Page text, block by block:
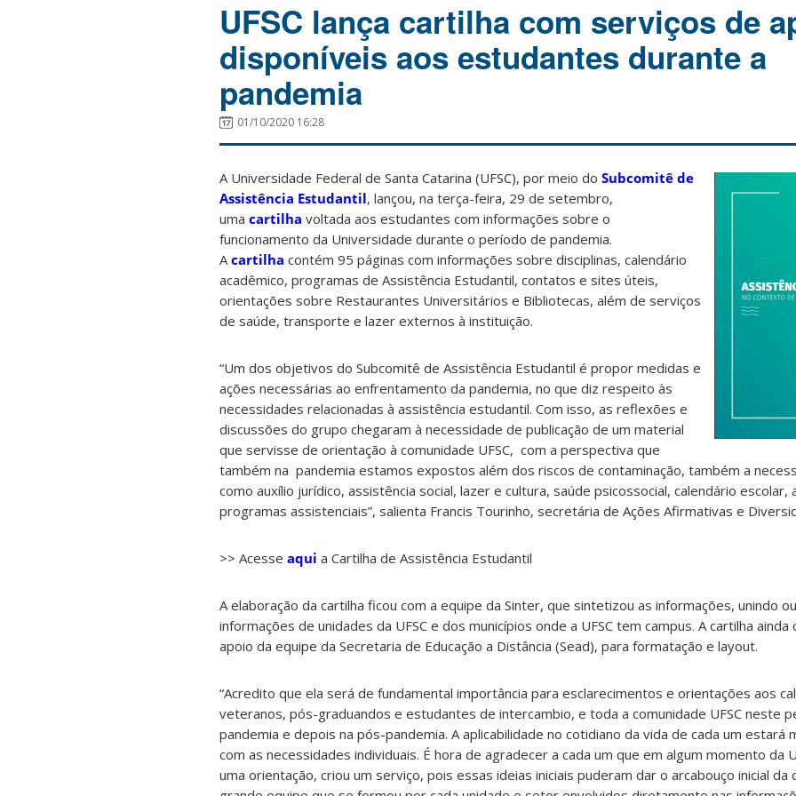
UFSC lança cartilha com serviços de
disponíveis aos estudantes durante a
pandemia
01/10/2020 16:28
A Universidade Federal de Santa Catarina (UFSC), por meio do Subcomitê de
Assistência Estudantil, lançou, na terça-feira, 29 de setembro,
uma cartilha voltada aos estudantes com informações sobre o
funcionamento da Universidade durante o período de pandemia.
Acartilha contém 95 páginas com informações sobre disciplinas, calendário
acadêmico, programas de Assistência Estudantil, contatos e sites úteis,
orientações sobre Restaurantes Universitários e Bibliotecas, além de serviços
de saúde, transporte e lazer externos à instituição.
“Um dos objetivos do Subcomitê de Assistência Estudantil é propor medidas e
ações necessárias ao enfrentamento da pandemia, no que diz respeito às
necessidades relacionadas à assistência estudantil. Com isso, as reflexões e
discussões do grupo chegaram à necessidade de publicação de um material
que servisse de orientação à comunidade UFSC, com a perspectiva que
também na pandemia estamos expostos além dos riscos de contaminação, também a
como auxílio jurídico, assistência social, lazer e cultura, saúde psicossocial, calendário escolar,
programas assistenciais”, salienta Francis Tourinho, secretária de Ações Afirmativas e
>> Acesse aqui a Cartilha de Assistência Estudantil
A elaboração da cartilha ficou com a equipe da Sinter, que sintetizou as informações, unindo
informações de unidades da UFSC e dos municípios onde a UFSC tem campus. A cartilha ainda
apoio da equipe da Secretaria de Educação a Distância (Sead), para formatação e layout.
“Acredito que ela será de fundamental importância para esclarecimentos e orientações aos
veteranos, pós-graduandos e estudantes de intercambio, e toda a comunidade UFSC neste
pandemia e depois na pós-pandemia. A aplicabilidade no cotidiano da vida de cada um estará
com as necessidades individuais. É hora de agradecer a cada um que em algum momento da
uma orientação, criou um serviço, pois essas ideias iniciais puderam dar o arcabouço inicial da